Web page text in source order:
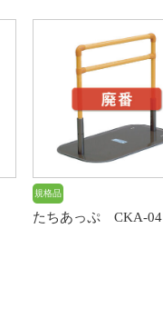
規格品
たちあっぷ CKA-04